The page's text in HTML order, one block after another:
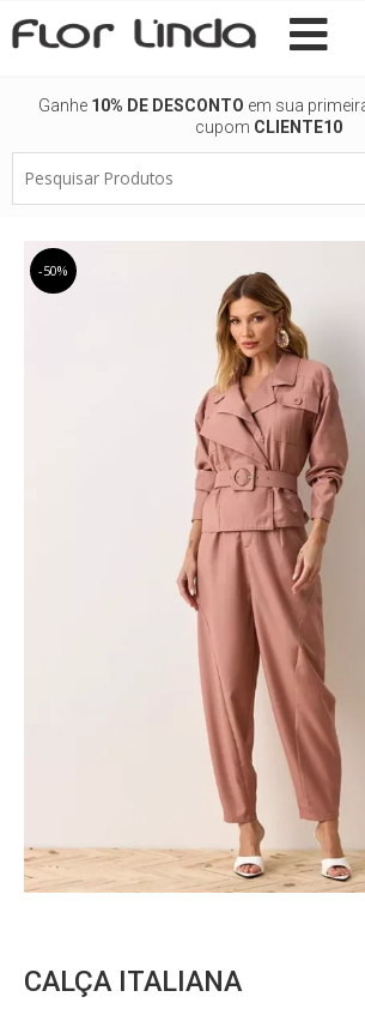
para
Ganhe 10% DE DESCONTO em sua
cupom CLIENTE10
Produtos
-50%
CALÇA ITALIANA